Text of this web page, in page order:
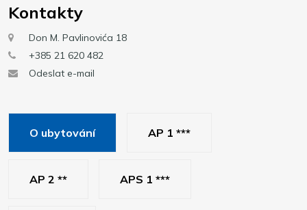
Kontakty
Don M. Pavlinovića 18
+385 21 620 482
Odeslat e-mail
O ubytování AP 1 ***
AP 2 ** APS 1 ***